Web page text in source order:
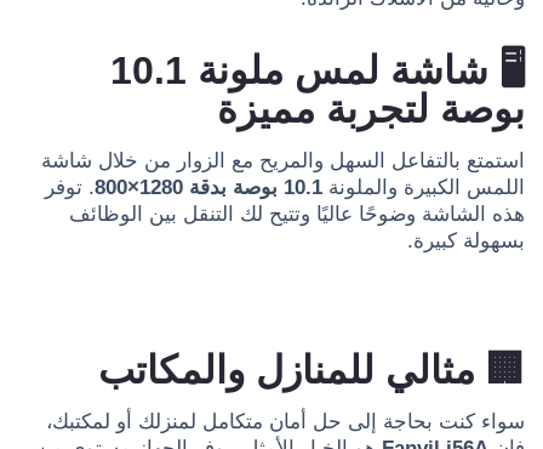
🖥️
شاشة لمس ملونة 10.1
بوصة لتجربة مميزة
استمتع بالتفاعل السهل والمريح مع الزوار من خلال شاشة
اللمس الكبيرة والملونة 10.1 بوصة بدقة 1280×800
. توفر
هذه الشاشة وضوحًا عاليًا وتتيح لك التنقل بين الوظائف
بسهولة كبيرة.
🏢 مثالي للمنازل والمكاتب
سواء كنت بحاجة إلى حل أمان متكامل لمنزلك أو لمكتبك،